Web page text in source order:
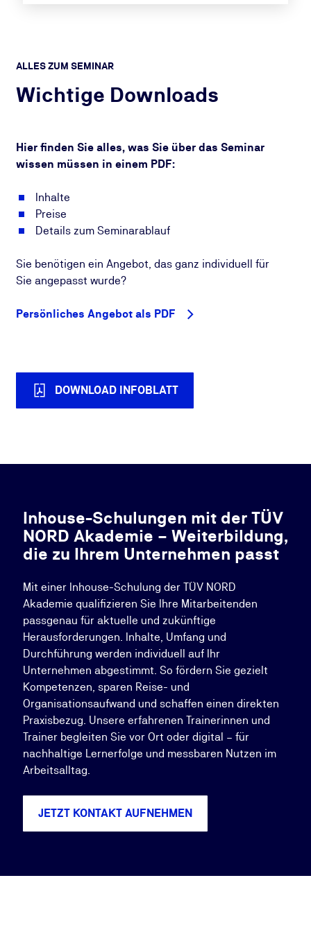
ALLES ZUM SEMINAR
Wichtige Downloads
Hier finden Sie alles, was Sie über das Seminar
wissen müssen in einem PDF:
Inhalte
Preise
Details zum Seminarablauf
Sie benötigen ein Angebot, das ganz individuell für
Sie angepasst wurde?
Persönliches Angebot als PDF
DOWNLOAD INFOBLATT
Inhouse-Schulungen mit der TÜV
NORD Akademie – Weiterbildung,
die zu Ihrem Unternehmen passt
Mit einer Inhouse-Schulung der TÜV NORD
Akademie qualifizieren Sie Ihre Mitarbeitenden
passgenau für aktuelle und zukünftige
Herausforderungen. Inhalte, Umfang und
Durchführung werden individuell auf Ihr
Unternehmen abgestimmt. So fördern Sie gezielt
Kompetenzen, sparen Reise- und
Organisationsaufwand und schaffen einen direkten
Praxisbezug. Unsere erfahrenen Trainerinnen und
Trainer begleiten Sie vor Ort oder digital – für
nachhaltige Lernerfolge und messbaren Nutzen im
Arbeitsalltag.
JETZT KONTAKT AUFNEHMEN